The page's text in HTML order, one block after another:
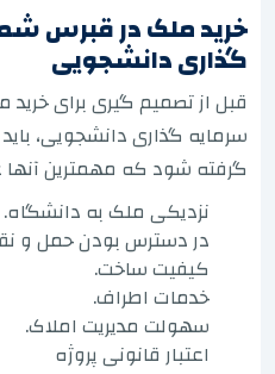
خرید ملک در قبرس
گذاری دانشجویی
قبل از تصمیم گیری برای
سرمایه گذاری دانشجویی،
گرفته شود که مهمترین آنها
نزدیکی ملک به دانشگاه.
در دسترس بودن حمل و
کیفیت ساخت.
خدمات اطراف.
سهولت مدیریت املاک.
اعتبار قانونی پروژه